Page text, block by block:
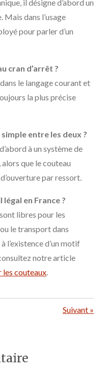
il désigne d’abord un
Mais dans l’usage
pour parler d’un
cran d’arrêt ?
le langage courant et
la plus précise
entre les deux ?
à un système de
que le couteau
par ressort.
en France ?
libres pour les
le transport dans
l’existence d’un motif
notre article
les couteaux
Suivant »